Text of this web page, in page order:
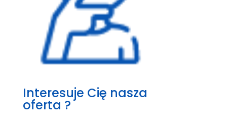
Interesuje Cię nasza
oferta ?